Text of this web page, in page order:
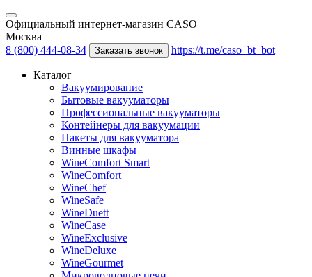
Официальный интернет-магазин CASO
Москва
8 (800) 444-08-34
Заказать звонок https://t.me/caso_bt_bot
Каталог
Вакуумирование
Бытовые вакууматоры
Профессиональные вакууматоры
Контейнеры для вакуумации
Пакеты для вакууматора
Винные шкафы
WineComfort Smart
WineComfort
WineChef
WineSafe
WineDuett
WineCase
WineExclusive
WineDeluxe
WineGourmet